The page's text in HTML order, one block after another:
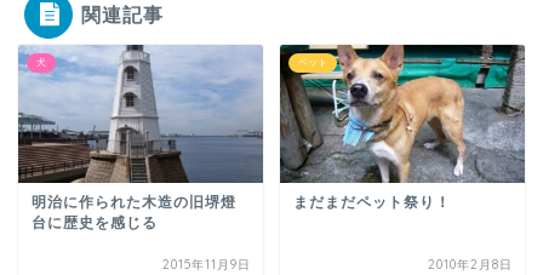
関連記事
犬
明治に作られた木造の旧堺燈
台に歴史を感じる
2015年11月9日
ペット
まだまだペット祭り！
2010年2月8日